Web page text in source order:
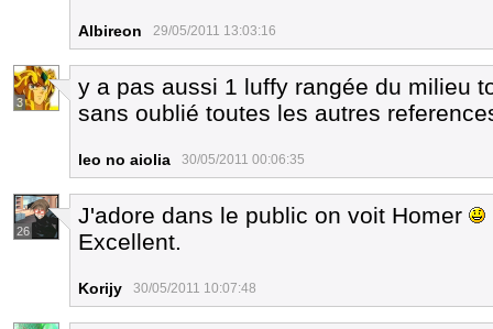
Albireon 29/05/2011 13:03:16
3
y a pas aussi 1 luffy rangée du milieu
sans oublié toutes les autres
leo no aiolia 30/05/2011 00:06:35
26
J'adore dans le public on voit Homer
Excellent.
Korijy 30/05/2011 10:07:48